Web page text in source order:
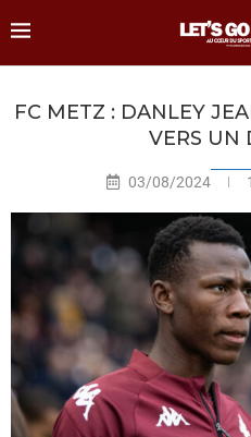
FC METZ : DANLEY
VERS UN
03/08/2024